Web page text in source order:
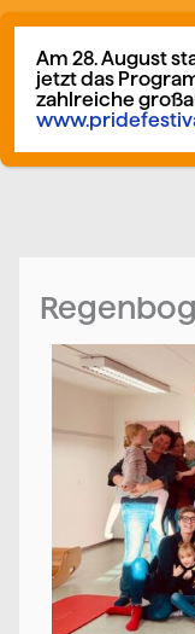
Zum
Inhalt
springen
Mitglied werden
Am 28. August
jetzt das
zahlreiche